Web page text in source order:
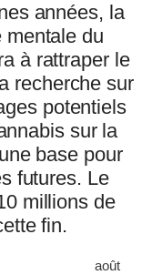
années, la
mentale du
à rattraper le
recherche sur
potentiels
sur la
base pour
futures. Le
millions de
fin.
août